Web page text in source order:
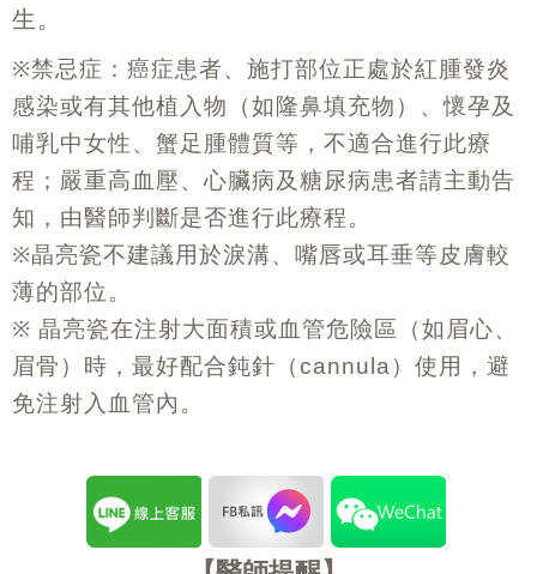
生。
※禁忌症：癌症患者、施打部位正處於紅腫發炎
感染或有其他植入物（如隆鼻填充物）、懷孕及
哺乳中女性、蟹足腫體質等，不適合進行此療
程；嚴重高血壓、心臟病及糖尿病患者請主動告
知，由醫師判斷是否進行此療程。
※晶亮瓷不建議用於淚溝、嘴唇或耳垂等皮膚較
薄的部位。
※ 晶亮瓷在注射大面積或血管危險區（如眉心、
眉骨）時，最好配合鈍針（cannula ）使用，避
免注射入血管內。